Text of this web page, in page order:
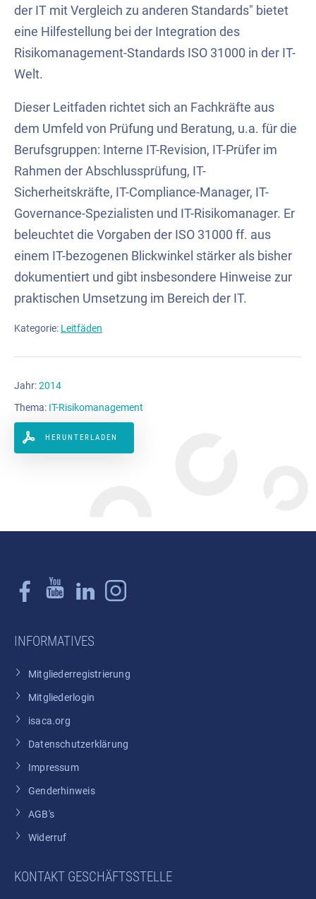
der IT mit Vergleich zu anderen Standards" bietet
eine Hilfestellung bei der Integration des
Risikomanagement-Standards ISO 31000 in der IT-
Welt.
Dieser Leitfaden richtet sich an Fachkräfte aus
dem Umfeld von Prüfung und Beratung, u.a. für die
Berufsgruppen: Interne IT-Revision, IT-Prüfer im
Rahmen der Abschlussprüfung, IT-
Sicherheitskräfte, IT-Compliance-Manager, IT-
Governance-Spezialisten und IT-Risikomanager. Er
beleuchtet die Vorgaben der ISO 31000 ff. aus
einem IT-bezogenen Blickwinkel stärker als bisher
dokumentiert und gibt insbesondere Hinweise zur
praktischen Umsetzung im Bereich der IT.
Kategorie: Leitfäden
Jahr:2014
Thema: IT-Risikomanagement
HERUNTERLADEN
INFORMATIVES
Mitgliederregistrierung
Mitgliederlogin
isaca.org
Datenschutzerklärung
Impressum
Genderhinweis
AGB's
Widerruf
KONTAKT GESCHÄFTSSTELLE